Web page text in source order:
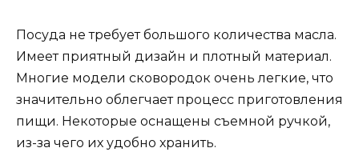
Посуда не требует большого количества масла.
Имеет приятный дизайн и плотный материал.
Многие модели сковородок очень легкие, что
значительно облегчает процесс приготовления
пищи. Некоторые оснащены съемной ручкой,
из-за чего их удобно хранить.